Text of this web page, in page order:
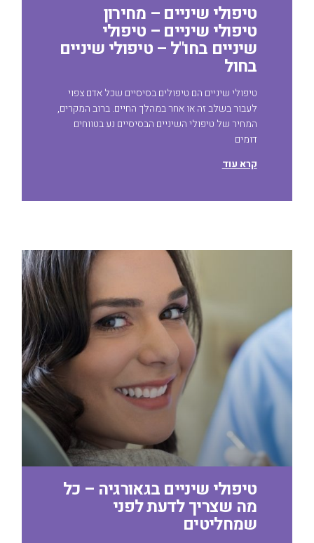
טיפולי שיניים – מחירון
טיפולי שיניים – טיפולי
שיניים בחו"ל – טיפולי שיניים
בחול
טיפולי שיניים הם טיפולים בסיסיים שכל אדם צפוי
לעבור בשלב זה או אחר במהלך החיים. ברוב המקרים,
המחיר של טיפולי השיניים הבסיסיים נע בטווחים
דומים
קרא עוד
טיפולי שיניים בגאורגיה – כל
מה שצריך לדעת לפני
שמחליטים